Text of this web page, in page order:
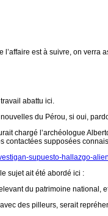
est à suivre, on verra
abattu ici.
du Pérou, si oui,
chargé l’archéologue
contactées supposées
supuesto-hallazgo-
sujet ait été abordé ici :
du patrimoine
des pilleurs, serait